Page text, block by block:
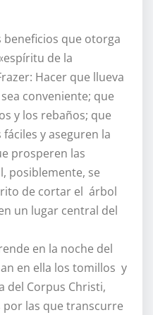
beneficios que otorga
de la
Hacer que llueva
conveniente; que
y los rebaños; que
y aseguren la
prosperen las
posiblemente, se
de cortar el árbol
un lugar central del
en la noche del
en ella los tomillos y
del Corpus Christi,
las que transcurre